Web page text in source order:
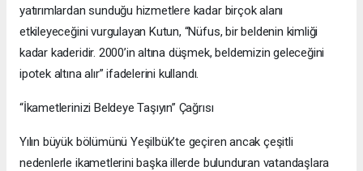
yatırımlardan sunduğu hizmetlere kadar birçok alanı
etkileyeceğini vurgulayan Kutun, “Nüfus, bir beldenin kimliği
kadar kaderidir. 2000’in altına düşmek, beldemizin geleceğini
ipotek altına alır” ifadelerini kullandı.
“İkametlerinizi Beldeye Taşıyın” Çağrısı
Yılın büyük bölümünü Yeşilbük’te geçiren ancak çeşitli
nedenlerle ikametlerini başka illerde bulunduran vatandaşlara